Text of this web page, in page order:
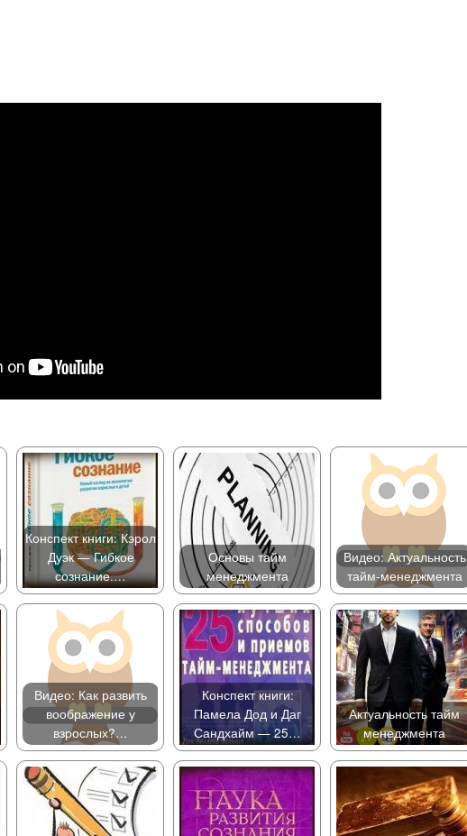
Конспект книги: Кэрол
Дуэк — Гибкое
сознание.…
Основы тайм
менеджмента
Видео: Актуальность
тайм-менеджмента
Видео: Как развить
воображение у
взрослых?…
Конспект книги:
Памела Дод и Даг
Сандхайм — 25…
Актуальность тайм
менеджмента